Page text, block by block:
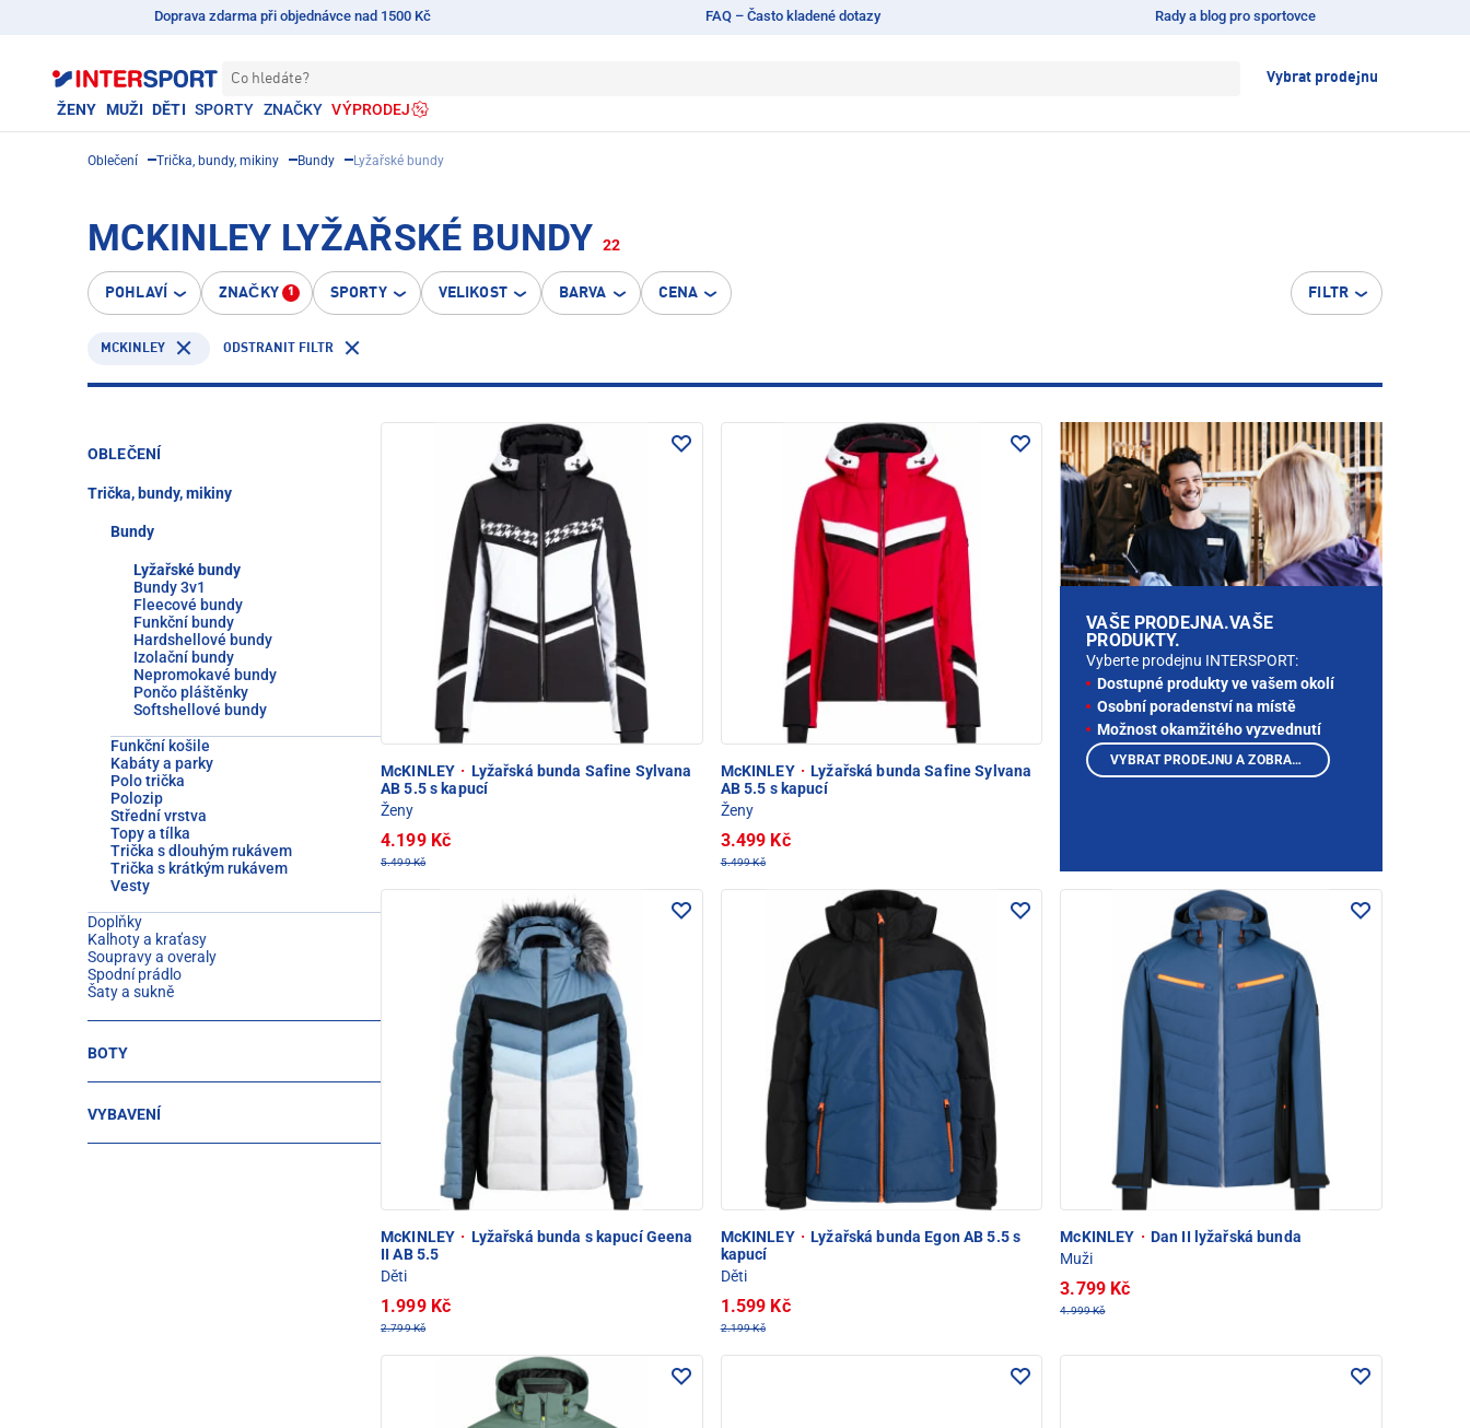
Doprava zdarma při objednávce nad 1500 Kč FAQ – Často kladené dotazy Rady a blog pro sportovce
Co hledáte? Vybrat prodejnu
ŽENY MUŽI DĚTI SPORTY ZNAČKY VÝPRODEJ
Oblečení Trička, bundy, mikiny Bundy Lyžařské bundy
MCKINLEY LYŽAŘSKÉ BUNDY 22
POHLAVÍ ZNAČKY 1 SPORTY VELIKOST BARVA CENA FILTR
MCKINLEY ODSTRANIT FILTR
OBLEČENÍ
Trička, bundy, mikiny
Bundy
Lyžařské bundy
Bundy 3v1
Fleecové bundy
Funkční bundy
Hardshellové bundy
Izolační bundy
Nepromokavé bundy
Pončo pláštěnky
Softshellové bundy
Funkční košile
Kabáty a parky
Polo trička
Polozip
Střední vrstva
Topy a tílka
Trička s dlouhým rukávem
Trička s krátkým rukávem
Vesty
Doplňky
Kalhoty a kraťasy
Soupravy a overaly
Spodní prádlo
Šaty a sukně
BOTY
VYBAVENÍ
McKINLEY · Lyžařská bunda Safine Sylvana
AB 5.5 s kapucí
Ženy
4.199 Kč
5.499 Kč
McKINLEY · Lyžařská bunda Safine Sylvana
AB 5.5 s kapucí
Ženy
3.499 Kč
5.499 Kč
McKINLEY · Lyžařská bunda s kapucí Geena
II AB 5.5
Děti
1.999 Kč
2.799 Kč
McKINLEY · Lyžařská bunda Egon AB 5.5 s
kapucí
Děti
1.599 Kč
2.199 Kč
McKINLEY · Dan II lyžařská bunda
Muži
3.799 Kč
4.999 Kč
VAŠE PRODEJNA.VAŠE
PRODUKTY.
Vyberte prodejnu INTERSPORT:
Dostupné produkty ve vašem okolí
Osobní poradenství na místě
Možnost okamžitého vyzvednutí
VYBRAT PRODEJNU A ZOBRAZIT PRODUKTY